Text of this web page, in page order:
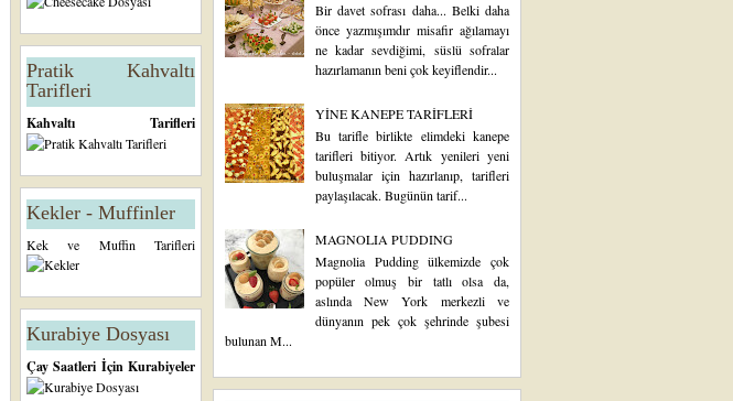
Pratik Kahvaltı
Tarifleri
Kahvaltı Tarifleri
Kekler - Muffinler
Kek ve Muffin Tarifleri
Kurabiye Dosyası
Çay Saatleri İçin Kurabiyeler
Bir davet sofrası daha... Belki daha
önce yazmışımdır misafir ağılamayı
ne kadar sevdiğimi, süslü sofralar
hazırlamanın beni çok keyiflendir...
YİNE KANEPE TARİFLERİ
Bu tarifle birlikte elimdeki kanepe
tarifleri bitiyor. Artık yenileri yeni
buluşmalar için hazırlanıp, tarifleri
paylaşılacak. Bugünün tarif...
MAGNOLIA PUDDING
Magnolia Pudding ülkemizde çok
popüler olmuş bir tatlı olsa da,
aslında New York merkezli ve
dünyanın pek çok şehrinde şubesi
bulunan M...